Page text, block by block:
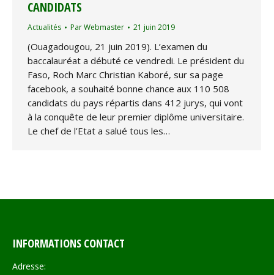
CANDIDATS
Actualités ParWebmaster 21 juin 2019
(Ouagadougou, 21 juin 2019). L’examen du
baccalauréat a débuté ce vendredi. Le président du
Faso, Roch Marc Christian Kaboré, sur sa page
facebook, a souhaité bonne chance aux 110 508
candidats du pays répartis dans 412 jurys, qui vont
à la conquête de leur premier diplôme universitaire.
Le chef de l’Etat a salué tous les…
INFORMATIONS CONTACT
Adresse: